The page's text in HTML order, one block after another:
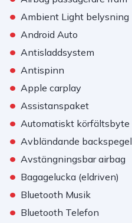
• Ambient Light belysning
• Android Auto
• Antisladdsystem
• Antispinn
• Apple carplay
• Assistanspaket
• Automatiskt körfältsbyte
• Avbländande backspegel
• Avstängningsbar airbag
• Bagagelucka (eldriven)
• Bluetooth Musik
• Bluetooth Telefon